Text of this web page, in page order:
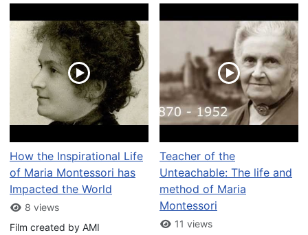
How the Inspirational Life
of Maria Montessori has
Impacted the World
8 views
Film created by AMI
Teacher of the
Unteachable: The life and
method of Maria
Montessori
11 views